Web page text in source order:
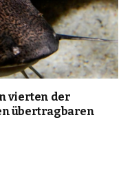
vierten der
übertragbaren